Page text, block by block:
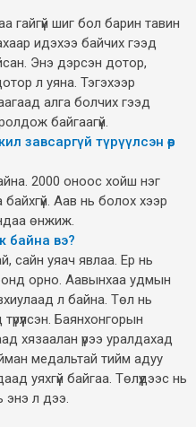
гайгүй шиг бол барин тавин
идэхээ байчих гээд
Энэ дэрсэн дотор,
л уяна. Тэгэхээр
алга болчих гээд
байгаагүй.
завсаргүй түрүүлсэн өөр
2000 оноос хойш нэг
байхгүй. Аав нь болох хээр
өнжиж.
байна вэ?
сайн уяач явлаа. Ер нь
орно. Аавынхаа удмын
л байна. Төл нь
Баянхонгорын
хязаалан үрээ уралдахад
медальтай тийм адуу
уяхгүй байгаа. Төлүүдээс нь
энэ л дээ.